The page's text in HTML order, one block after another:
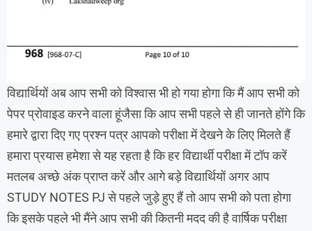
विद्यार्थियों अब आप सभी को विश्वास भी हो गया होगा कि मैं आप सभी को
पेपर प्रोवाइड करने वाला हूंजैसा कि आप सभी पहले से ही जानते होंगे कि
हमारे द्वारा दिए गए प्रश्न पत्र आपको परीक्षा में देखने के लिए मिलते हैं
हमारा प्रयास हमेशा से यह रहता है कि हर विद्यार्थी परीक्षा में टॉप करें
मतलब अच्छे अंक प्राप्त करें और आगे बड़े विद्यार्थियों अगर आप
STUDY NOTES PJ से पहले जुड़े हुए हैं तो आप सभी को पता होगा
कि इसके पहले भी मैंने आप सभी की कितनी मदद की है वार्षिक परीक्षा